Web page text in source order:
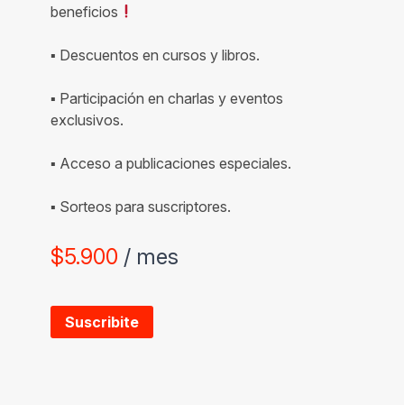
beneficios
▪ Descuentos en cursos y libros.
▪ Participación en charlas y eventos
exclusivos.
▪ Acceso a publicaciones especiales.
▪ Sorteos para suscriptores.
$5.900 / mes
Suscribite